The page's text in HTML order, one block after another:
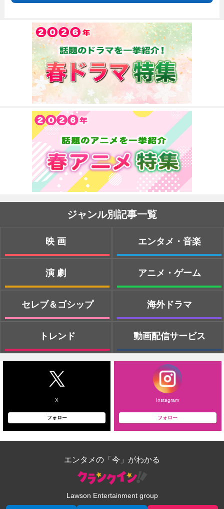
ジャンル別記事一覧
映画
演劇
セレブ＆ゴシップ
トレンド
エンタメ・音楽
アニメ・ゲーム
海外ドラマ
動画配信サービス
X
フォロー
Instagram
フォロー
エンタメの「今」がわかる
Lawson Entertainment group